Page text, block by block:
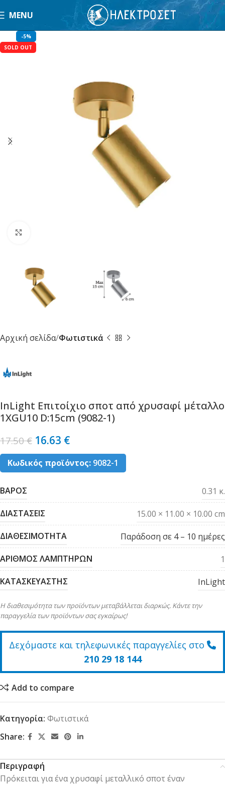
MENU
-5%
SOLD OUT
Αρχική σελίδα Φωτιστικά
InLight Επιτοίχιο σποτ από χρυσαφί μέταλλο
1XGU10 D:15cm (9082-1)
17.50€ 16.63 €
Κωδικός προϊόντος: 9082-1
ΒΑΡΟΣ 0.31 κ.
ΔΙΑΣΤΑΣΕΙΣ 15.00 × 11.00 × 10.00 cm
ΔΙΑΘΕΣΙΜΟΤΗΤΑ Παράδοση σε 4 – 10 ημέρες
ΑΡΙΘΜΟΣ ΛΑΜΠΤΗΡΩΝ 1
ΚΑΤΑΣΚΕΥΑΣΤΗΣ InLight
Η διαθεσιμότητα των προϊόντων μεταβάλλεται διαρκώς. Κάντε την
παραγγελία των προϊόντων σας εγκαίρως!
Δεχόμαστε και τηλεφωνικές παραγγελίες στο
210 29 18 144
Add to compare
Κατηγορία: Φωτιστικά
Share:
Περιγραφή
Πρόκειται για ένα χρυσαφί μεταλλικό σποτ έναν